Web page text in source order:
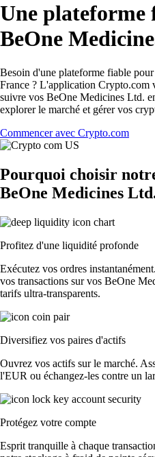
Une plateforme
BeOne
Besoin d'une plateforme fiable
France ? L'application Crypto.com
suivre vos BeOne Medicines Ltd.
explorer le marché et gérer vos
Commencer avec Crypto.com
Pourquoi choisir
BeOne Medicines
Profitez d'une liquidité profonde
Exécutez vos ordres
vos transactions sur vos BeOne
tarifs ultra-transparents.
Diversifiez vos paires d'actifs
Ouvrez vos actifs sur le marché.
l'EUR ou échangez-les contre un
Protégez votre compte
Esprit tranquille à chaque